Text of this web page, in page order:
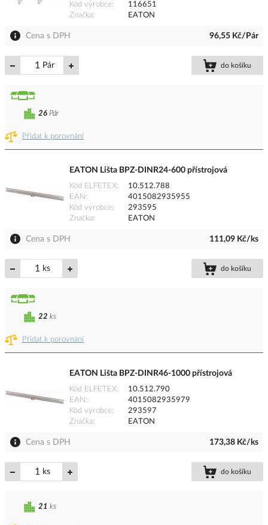
Kód výrobce
116651
Značka
EATON
Cena s DPH 96,55 Kč/Pár
Pár do košíku
Přidat k porovnání
26 Pár
EATON Lišta BPZ-DINR24-600 přístrojová
Kód ELFETEX
10.512.788
EAN
4015082935955
Kód výrobce
293595
Značka
EATON
Cena s DPH 111,09 Kč/ks
ks do košíku
Přidat k porovnání
22 ks
EATON Lišta BPZ-DINR46-1000 přístrojová
Kód ELFETEX
10.512.790
EAN
4015082935979
Kód výrobce
293597
Značka
EATON
Cena s DPH 173,38 Kč/ks
ks do košíku
21 ks